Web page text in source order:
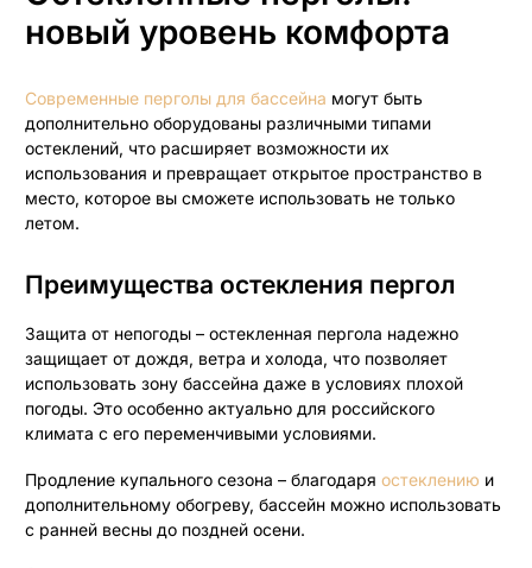
новый уровень комфорта
Современные перголы для бассейна могут быть
дополнительно оборудованы различными типами
остеклений, что расширяет возможности их
использования и превращает открытое пространство в
место, которое вы сможете использовать не только
летом.
Преимущества остекления пергол
Защита от непогоды – остекленная пергола надежно
защищает от дождя, ветра и холода, что позволяет
использовать зону бассейна даже в условиях плохой
погоды. Это особенно актуально для российского
климата с его переменчивыми условиями.
Продление купального сезона – благодаря остеклению и
дополнительному обогреву, бассейн можно использовать
с ранней весны до поздней осени.